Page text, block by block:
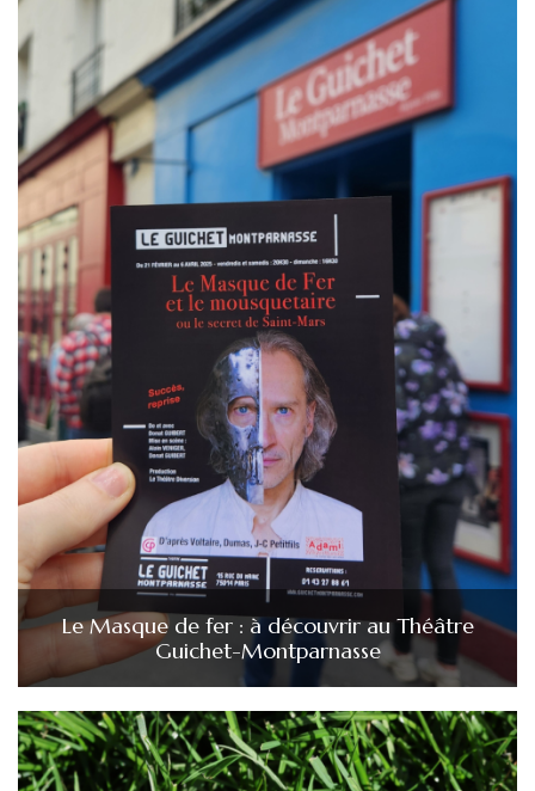
Le Masque de fer : à découvrir au Théâtre
Guichet-Montparnasse